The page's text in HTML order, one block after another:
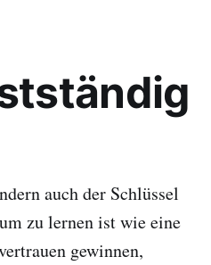
auch der Schlüssel
zu lernen ist wie eine
gewinnen,